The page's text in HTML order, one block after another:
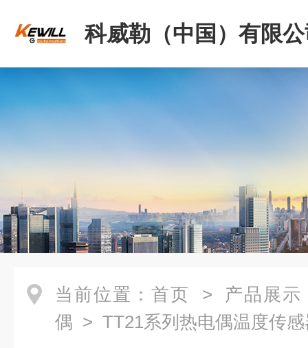
科威勒（中国）有限
当前位置： 首页 > 产品展示
偶 > TT21系列热电偶温度传